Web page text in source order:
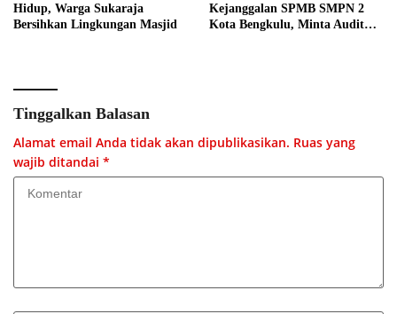
Hidup, Warga Sukaraja
Bersihkan Lingkungan Masjid
Kejanggalan SPMB SMPN 2
Kota Bengkulu, Minta Audit
Tinggalkan Balasan
Alamat email Anda tidak akan dipublikasikan. Ruas yang
wajib ditandai *